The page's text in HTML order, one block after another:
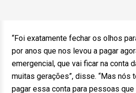
“Foi exatamente fechar os olhos
por anos que nos levou a pagar
emergencial, que vai ficar na conta
muitas gerações”, disse. “Mas nós
pagar essa conta para pessoas que